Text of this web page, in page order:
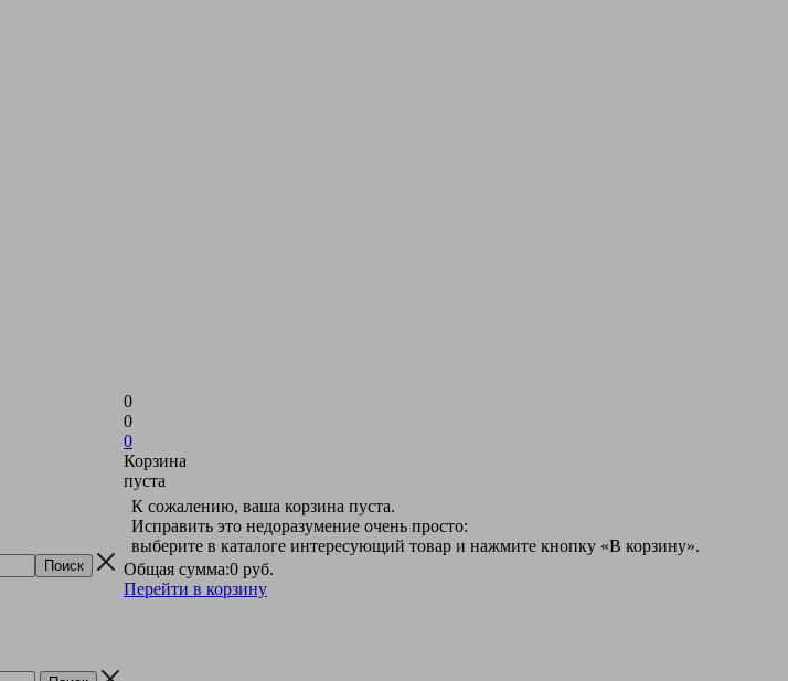
0
0
0
Корзина
пуста
К сожалению, ваша корзина пуста.
Исправить это недоразумение очень просто:
выберите в каталоге интересующий товар и нажмите кнопку «В корзину».
Общая сумма:0 руб.
Перейти в корзину